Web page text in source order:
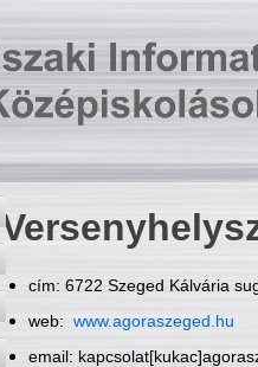
cím: 6722 Szeged Kálvária
web: www.agoraszeged.hu
email: